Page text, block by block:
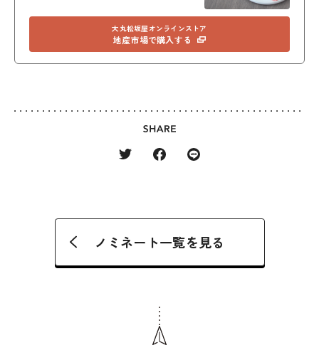
大丸松坂屋オンラインストア
地産市場で購入する
ノミネート一覧を見る